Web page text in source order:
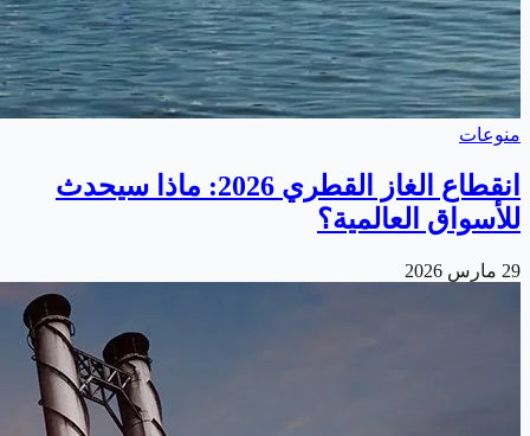
منوعات
انقطاع الغاز القطري 2026: ماذا سيحدث
للأسواق العالمية؟
29 مارس 2026